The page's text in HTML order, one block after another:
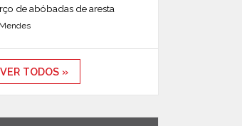
de abóbadas de aresta
VER TODOS »